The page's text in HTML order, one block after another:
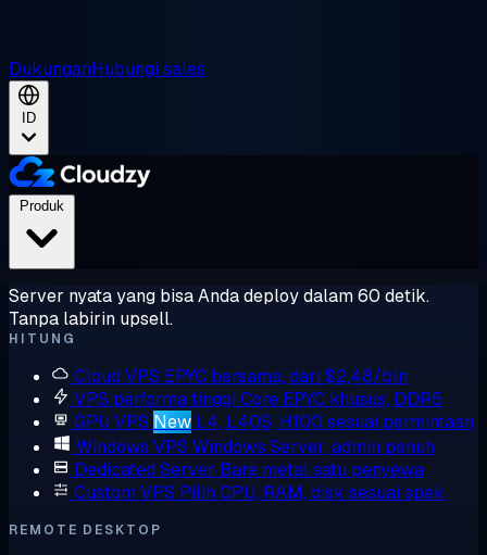
DukunganHubungi sales
ID
Server nyata yang bisa Anda deploy dalam 60 detik.
Tanpa labirin upsell.
HITUNG
Cloud VPS EPYC bersama, dari $2,48/bln
VPS performa tinggi Core EPYC khusus, DDR5
GPU VPS New L4, L40S, H100 sesuai permintaan
Windows VPS Windows Server, admin penuh
Dedicated Server Bare metal satu penyewa
Custom VPS Pilih CPU, RAM, disk sesuai spek
REMOTE DESKTOP